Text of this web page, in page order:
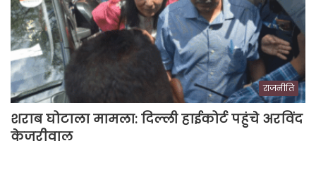
राजनीति
शराब घोटाला मामला: दिल्ली हाईकोर्ट पहुंचे अरविंद
केजरीवाल